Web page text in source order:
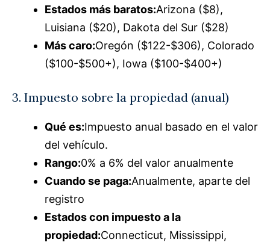
Estados más baratos:Arizona ($8),
Luisiana ($20), Dakota del Sur ($28)
Más caro:Oregón ($122-$306), Colorado
($100-$500+), Iowa ($100-$400+)
3. Impuesto sobre la propiedad (anual)
Qué es:Impuesto anual basado en el valor
del vehículo.
Rango:0% a 6% del valor anualmente
Cuando se paga:Anualmente, aparte del
registro
Estados con impuesto a la
propiedad:Connecticut, Mississippi,